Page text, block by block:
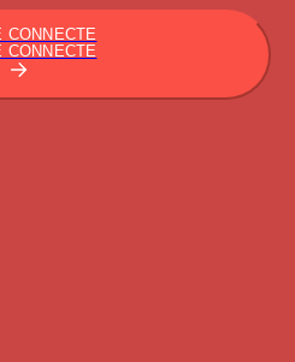
CONNECTE
CONNECTE